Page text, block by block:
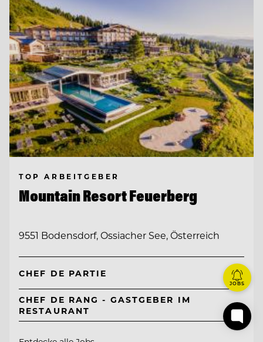
TOP ARBEITGEBER
Mountain Resort Feuerberg
9551 Bodensdorf, Ossiacher See, Österreich
CHEF DE PARTIE
CHEF DE RANG - GASTGEBER IM
RESTAURANT
JOBS